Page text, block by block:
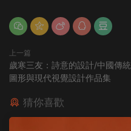
上一篇
歲寒三友：詩意的設計/中國傳統
圖形與現代視覺設計作品集
猜你喜歡